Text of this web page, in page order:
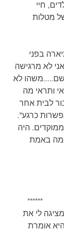
חיי
מטלות
בפני
לא מרגישה
לא
ותראי מה
לבית אחר
כרגע".
היה
באמת
         ******
לי את
אומרת